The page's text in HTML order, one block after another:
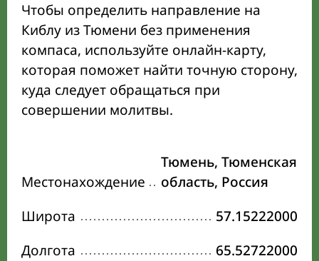
Чтобы определить направление на
Киблу из Тюмени без применения
компаса, используйте онлайн-карту,
которая поможет найти точную сторону,
куда следует обращаться при
совершении молитвы.
Местонахождение
Тюмень, Тюменская
область, Россия
Широта
57.15222000
Долгота
65.52722000